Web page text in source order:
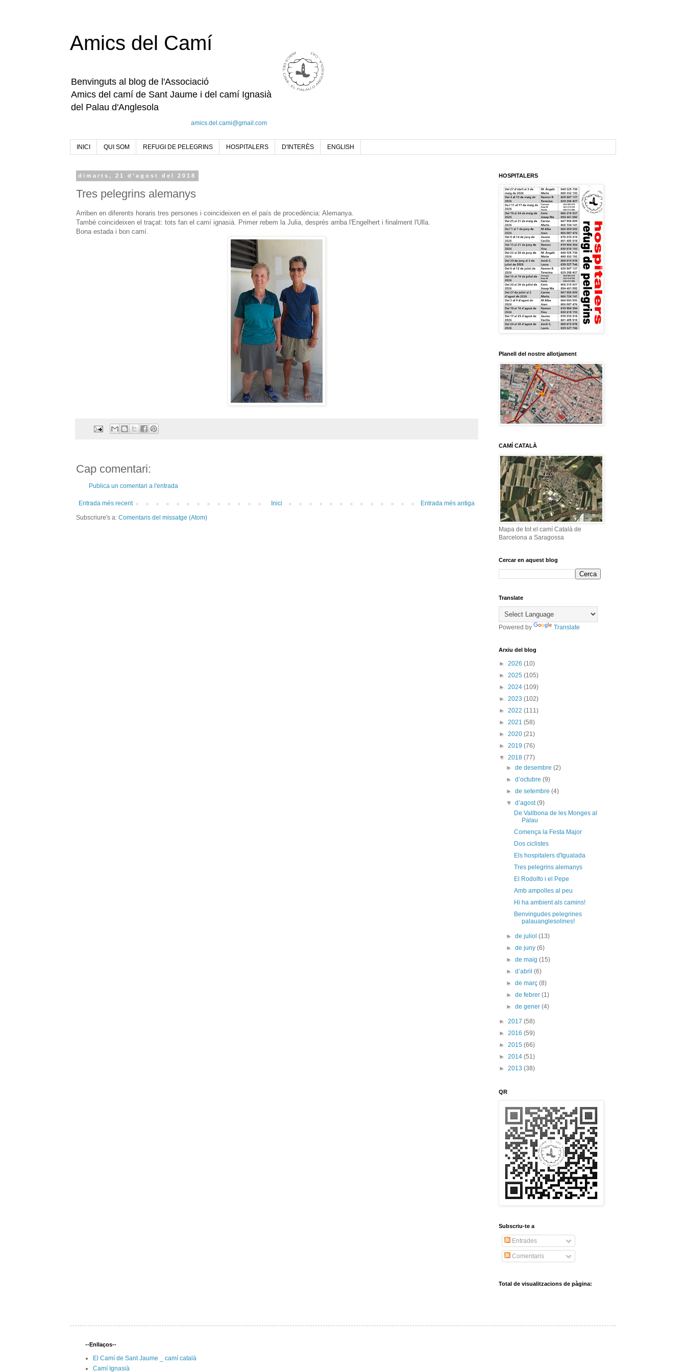
Amics del Camí
Benvinguts al blog de l'Associació
Amics del camí de Sant Jaume i del camí Ignasià
del Palau d'Anglesola
amics.del.cami@gmail.com
INICI QUI SOM REFUGI DE PELEGRINS HOSPITALERS D'INTERÈS ENGLISH
dimarts, 21 d’agost del 2018
Tres pelegrins alemanys
Arriben en diferents horaris tres persones i coincideixen en el país de procedència: Alemanya.
També coincideixen el traçat: tots fan el camí ignasià. Primer rebem la Julia, després arriba l'Engelhert i finalment l'Ulla.
Bona estada i bon camí.
Cap comentari:
Publica un comentari a l'entrada
Entrada més recent Entrada més antiga
Inici
Subscriure's a: Comentaris del missatge (Atom)
HOSPITALERS
Planell del nostre allotjament
CAMÍ CATALÀ
Mapa de tot el camí Català de
Barcelona a Saragossa
Cercar en aquest blog
Translate
Powered by Translate
Arxiu del blog
► 2026 (10)
► 2025 (105)
► 2024 (109)
► 2023 (102)
► 2022 (111)
► 2021 (58)
► 2020 (21)
► 2019 (76)
▼ 2018 (77)
►de desembre(2)
►d’octubre(9)
►de setembre(4)
▼d’agost(9)
De Vallbona de les Monges al
Palau
Comença la Festa Major
Dos ciclistes
Els hospitalers d'Igualada
Tres pelegrins alemanys
El Rodolfo i el Pepe
Amb ampolles al peu
Hi ha ambient als camins!
Benvingudes pelegrines
palauanglesolines!
►de juliol(13)
►de juny(6)
►de maig(15)
►d’abril(6)
►de març(8)
►de febrer(1)
►de gener(4)
► 2017 (58)
► 2016 (59)
► 2015 (66)
► 2014 (51)
► 2013 (38)
QR
Subscriu-te a
Entrades
Comentaris
Total de visualitzacions de pàgina:
--Enllaços--
El Camí de Sant Jaume _ camí català
Camí Ignasià